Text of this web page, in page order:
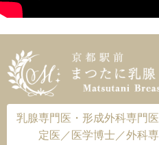
乳腺専門医・形成外科専門
定医／医学博士／外科